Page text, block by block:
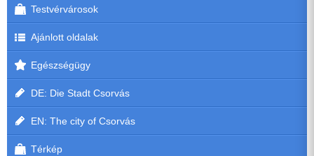
Testvérvárosok
Ajánlott oldalak
Egészségügy
DE: Die Stadt Csorvás
EN: The city of Csorvás
Térkép